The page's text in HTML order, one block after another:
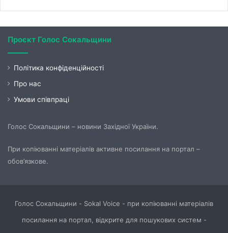
Проєкт Голос Сокальщини
Політика конфіденційності
Про нас
Умови співпраці
Голос Сокальщини – новини Західної України.
При копіюванні матеріалів активне посилання на портал –
обов’язкове.
Голос Сокальщини - Sokal Voice - при копіюванні матеріалів
посилання на портал, відкрите для пошукових систем -